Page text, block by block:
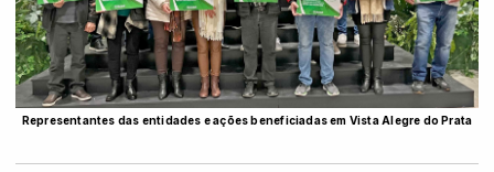
Representantes das entidades e ações beneficiadas em Vista Alegre do Prata